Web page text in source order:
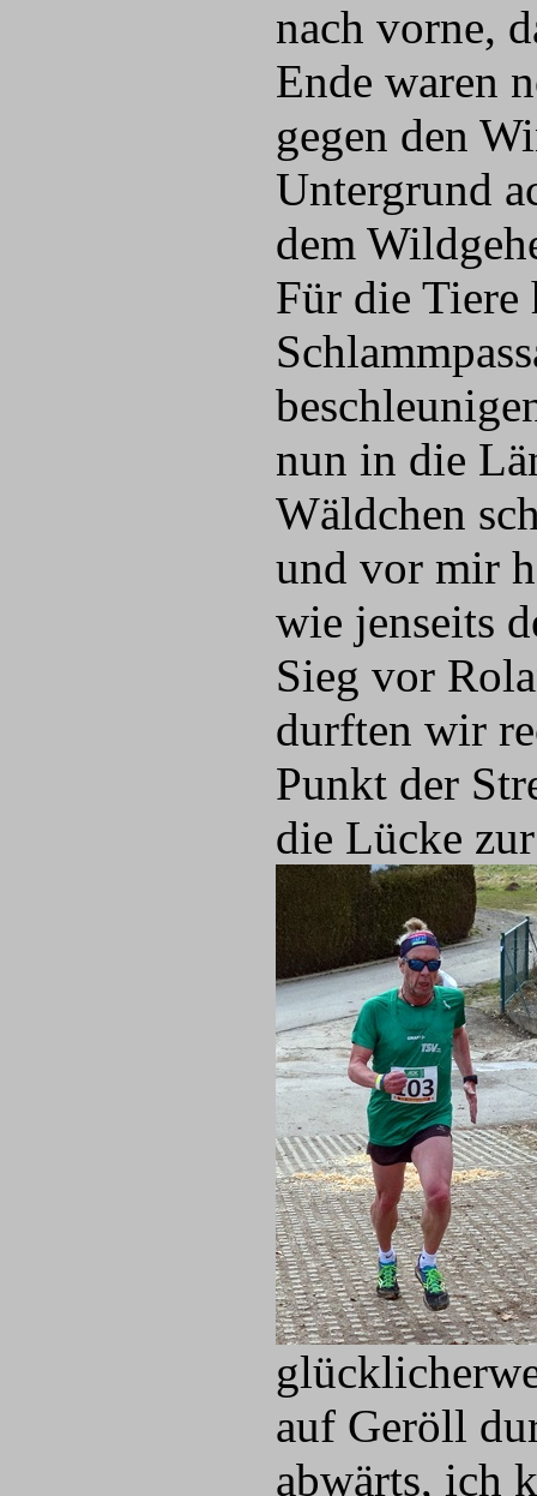
nach vorne,
Ende waren
gegen den
Untergrund
dem
Für die Tiere
nun in die
Wäldchen
und vor mir
wie jenseits
Sieg vor
durften wir
Punkt der
die Lücke
auf Geröll
abwärts, ich